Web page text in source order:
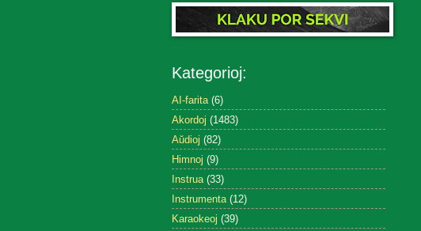
Kategorioj:
AI-farita (6)
Akordoj (1483)
Aŭdioj (82)
Himnoj (9)
Instrua (33)
Instrumenta (12)
Karaokeoj (39)